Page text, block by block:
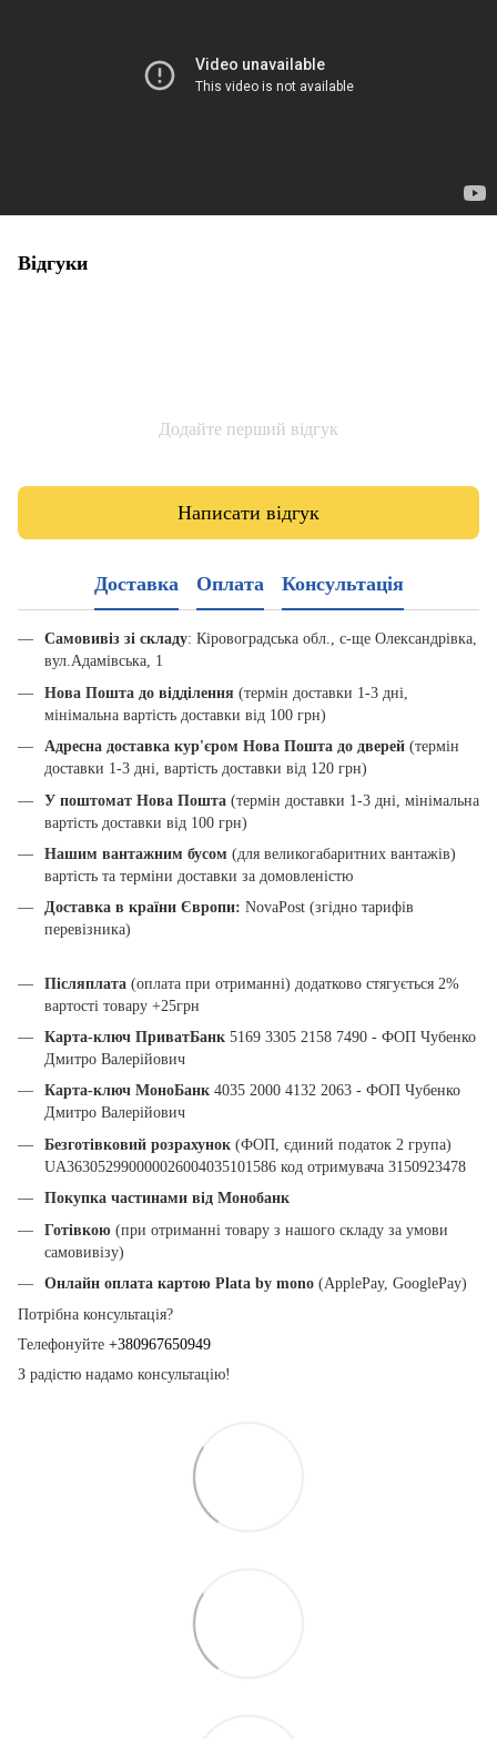
Відгуки
Додайте перший відгук
Написати відгук
Доставка Оплата Консультація
Самовивіз зі складу: Кіровоградська обл., с-ще Олександрівка,
вул.Адамівська, 1
Нова Пошта до відділення (термін доставки 1-3 дні,
мінімальна вартість доставки від 100 грн)
Адресна доставка кур'єром Нова Пошта до дверей (термін
доставки 1-3 дні, вартість доставки від 120 грн)
У поштомат Нова Пошта (термін доставки 1-3 дні, мінімальна
вартість доставки від 100 грн)
Нашим вантажним бусом (для великогабаритних вантажів)
вартість та терміни доставки за домовленістю
Доставка в країни Європи: NovaPost (згідно тарифів
перевізника)
Післяплата (оплата при отриманні) додатково стягується 2%
вартості товару +25грн
Карта-ключ ПриватБанк 5169 3305 2158 7490 - ФОП Чубенко
Дмитро Валерійович
Карта-ключ МоноБанк 4035 2000 4132 2063 - ФОП Чубенко
Дмитро Валерійович
Безготівковий розрахунок (ФОП, єдиний податок 2 група)
UA363052990000026004035101586 код отримувача 3150923478
Покупка частинами від Монобанк
Готівкою (при отриманні товару з нашого складу за умови
самовивізу)
Онлайн оплата картою Plata by mono (ApplePay, GooglePay)
Потрібна консультація?
Телефонуйте +380967650949
З радістю надамо консультацію!